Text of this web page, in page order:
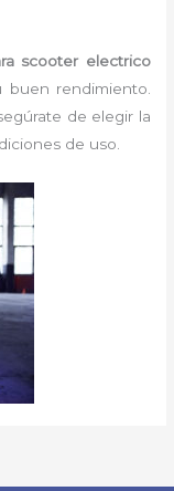
scooter electrico
buen rendimiento.
de elegir la
de uso.